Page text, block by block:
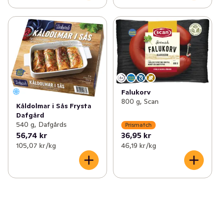
Kåldolmar i Sås Frysta
Dafgård
540 g, Dafgårds
56,74 kr
105,07 kr /kg
Falukorv
800 g, Scan
Prismatch
36,95 kr
46,19 kr /kg